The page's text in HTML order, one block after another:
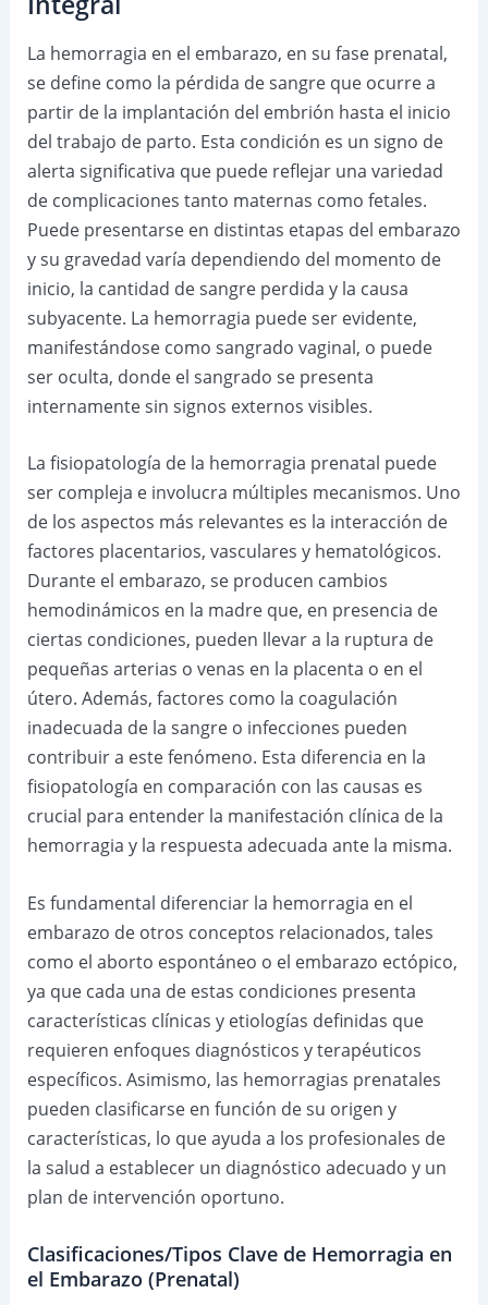
La hemorragia en el embarazo, en su fase prenatal,
se define como la pérdida de sangre que ocurre a
partir de la implantación del embrión hasta el inicio
del trabajo de parto. Esta condición es un signo de
alerta significativa que puede reflejar una variedad
de complicaciones tanto maternas como fetales.
Puede presentarse en distintas etapas del embarazo
y su gravedad varía dependiendo del momento de
inicio, la cantidad de sangre perdida y la causa
subyacente. La hemorragia puede ser evidente,
manifestándose como sangrado vaginal, o puede
ser oculta, donde el sangrado se presenta
internamente sin signos externos visibles.
La fisiopatología de la hemorragia prenatal puede
ser compleja e involucra múltiples mecanismos. Uno
de los aspectos más relevantes es la interacción de
factores placentarios, vasculares y hematológicos.
Durante el embarazo, se producen cambios
hemodinámicos en la madre que, en presencia de
ciertas condiciones, pueden llevar a la ruptura de
pequeñas arterias o venas en la placenta o en el
útero. Además, factores como la coagulación
inadecuada de la sangre o infecciones pueden
contribuir a este fenómeno. Esta diferencia en la
fisiopatología en comparación con las causas es
crucial para entender la manifestación clínica de la
hemorragia y la respuesta adecuada ante la misma.
Es fundamental diferenciar la hemorragia en el
embarazo de otros conceptos relacionados, tales
como el aborto espontáneo o el embarazo ectópico,
ya que cada una de estas condiciones presenta
características clínicas y etiologías definidas que
requieren enfoques diagnósticos y terapéuticos
específicos. Asimismo, las hemorragias prenatales
pueden clasificarse en función de su origen y
características, lo que ayuda a los profesionales de
la salud a establecer un diagnóstico adecuado y un
plan de intervención oportuno.
Clasificaciones/Tipos Clave de Hemorragia en
el Embarazo (Prenatal)